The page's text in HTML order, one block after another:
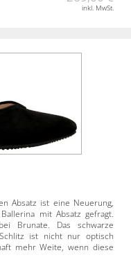
inkl. MwSt.
Absatz ist eine Neuerung,
mit Absatz gefragt.
Brunate. Das schwarze
ist nicht nur optisch
mehr Weite, wenn diese